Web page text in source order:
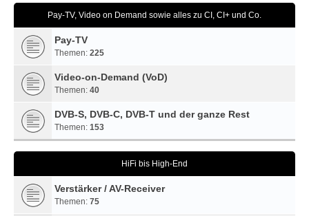
Pay-TV, Video on Demand sowie alles zu CI, CI+ und Co.
Pay-TV
Themen: 225
Video-on-Demand (VoD)
Themen: 40
DVB-S, DVB-C, DVB-T und der ganze Rest
Themen: 153
HiFi bis High-End
Verstärker / AV-Receiver
Themen: 75